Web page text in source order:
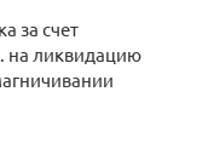
за счет
на ликвидацию